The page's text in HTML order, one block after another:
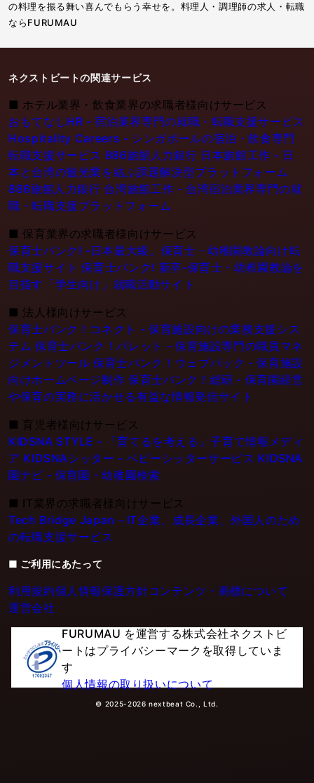
の料理を振る舞い喜んでもらう幸せを。料理人・調理師の求人・転職
ならFURUMAU
ネクストビートの関連サービス
■ ホテル業界・飲食業界の求職者様向けサービス
おもてなしHR - 宿泊業界専門の就職・転職支援サービス
Hospitality Careers - シンガポールの宿泊・飲食専門
転職支援サービス 886旅館人力銀行 日本旅館工作 - 日
本と台湾の観光業を結ぶ課題解決型プラットフォーム
886旅館人力銀行 台湾旅館工作 - 台湾宿泊業界専門の就
職・転職支援プラットフォーム
■ 保育業界の求職者様向けサービス
保育士バンク! -日本最大級。保育士・幼稚園教論向け転
職支援サイト 保育士バンク! 新卒-保育士・幼稚園教論を
目指す「学生向け」就職活動サイト
■ 法人様向けサービス
保育士バンク！コネクト - 保育施設向けの業務支援シス
テム 保育士バンク！パレット - 保育施設専門の職員マネ
ジメントツール 保育士バンク！ウェブパック - 保育施設
向けホームページ制作 保育士バンク！総研 - 保育園経営
や保育の実務に活かせる有益な情報発信サイト
■ 育児者様向けサービス
KIDSNA STYLE - 「育てるを考える」子育て情報メディ
ア KIDSNAシッター - ベビーシッターサービス KIDSNA
園ナビ - 保育園・幼稚園検索
■ IT業界の求職者様向けサービス
Tech Bridge Japan - IT企業、成長企業、外国人のため
の転職支援サービス
■ ご利用にあたって
利用規約個人情報保護方針コンテンツ・商標について
運営会社
FURUMAU を運営する株式会社ネクストビ
ートはプライバシーマークを取得していま
す
個人情報の取り扱いについて
© 2025-2026 nextbeat Co., Ltd.